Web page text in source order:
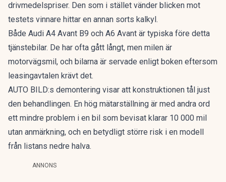
drivmedelspriser. Den som i stället vänder blicken mot
testets vinnare hittar en annan sorts kalkyl.
Både Audi A4 Avant B9 och A6 Avant är typiska före detta
tjänstebilar. De har ofta gått långt, men milen är
motorvägsmil, och bilarna är servade enligt boken eftersom
leasingavtalen krävt det.
AUTO BILD:s demontering visar att konstruktionen tål just
den behandlingen. En hög mätarställning är med andra ord
ett mindre problem i en bil som bevisat klarar 10 000 mil
utan anmärkning, och en betydligt större risk i en modell
från listans nedre halva.
ANNONS